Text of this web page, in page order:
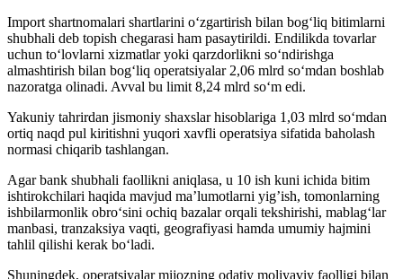
Import shartnomalari shartlarini o‘zgartirish bilan bog‘liq bitimlarni
shubhali deb topish chegarasi ham pasaytirildi. Endilikda tovarlar
uchun to‘lovlarni xizmatlar yoki qarzdorlikni so‘ndirishga
almashtirish bilan bog‘liq operatsiyalar 2,06 mlrd so‘mdan boshlab
nazoratga olinadi. Avval bu limit 8,24 mlrd so‘m edi.
Yakuniy tahrirdan jismoniy shaxslar hisoblariga 1,03 mlrd so‘mdan
ortiq naqd pul kiritishni yuqori xavfli operatsiya sifatida baholash
normasi chiqarib tashlangan.
Agar bank shubhali faollikni aniqlasa, u 10 ish kuni ichida bitim
ishtirokchilari haqida mavjud ma’lumotlarni yig’ish, tomonlarning
ishbilarmonlik obro‘sini ochiq bazalar orqali tekshirishi, mablag‘lar
manbasi, tranzaksiya vaqti, geografiyasi hamda umumiy hajmini
tahlil qilishi kerak bo‘ladi.
Shuningdek, operatsiyalar mijozning odatiy moliyaviy faolligi bilan